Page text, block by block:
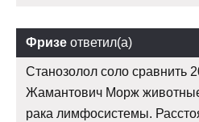
Фризе ответил(а)
Станозолол соло сравнить
Жамантович Морж
рака лимфосистемы.